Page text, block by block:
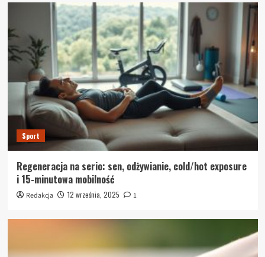
Sport
Regeneracja na serio: sen, odżywianie, cold/hot exposure
i 15-minutowa mobilność
Redakcja 12 września, 2025 1